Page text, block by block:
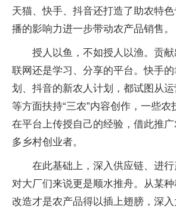
天猫、快手、抖音还打造了助农特
播的影响力进一步带动农产品销售。
授人以鱼，不如授人以渔。贡
联网还是学习、分享的平台。快手
划、抖音的新农人计划，都试图从
等方面扶持“三农”内容创作，一些
在平台上传授自己的经验，借此推
多乡村创业者。
在此基础上，深入供应链、进
对大厂们来说更是顺水推舟。从某
改造才是农产品得以插上翅膀，深